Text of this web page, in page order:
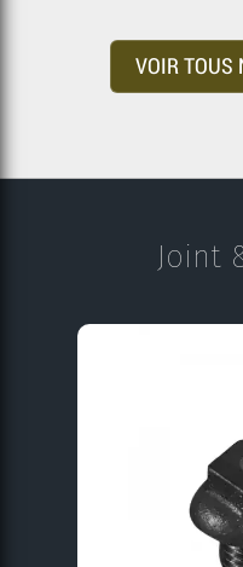
VOIR TOUS
Joint